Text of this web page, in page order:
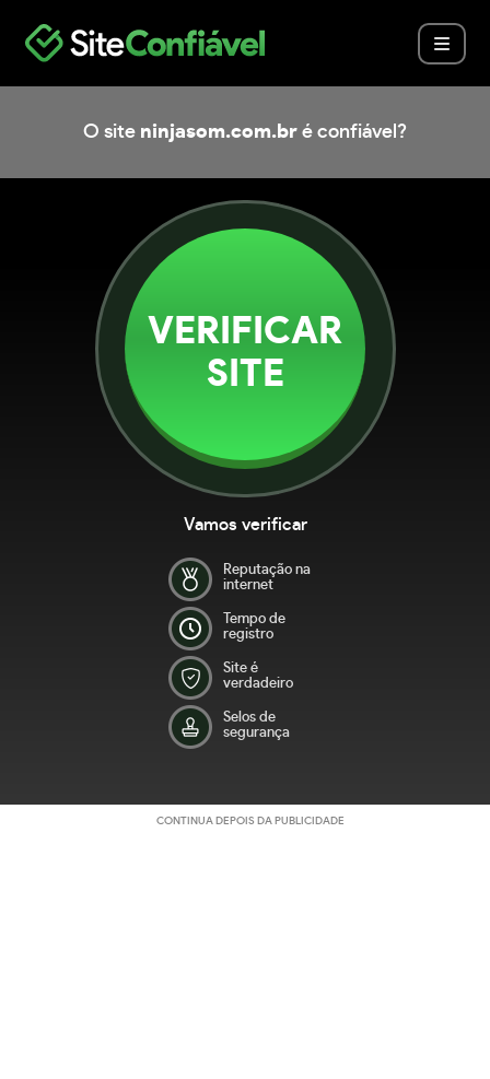
O site ninjasom.com.br é confiável?
VERIFICAR
SITE
Vamos verificar
Reputação na
internet
Tempo de
registro
Site é
verdadeiro
Selos de
segurança
CONTINUA DEPOIS DA PUBLICIDADE